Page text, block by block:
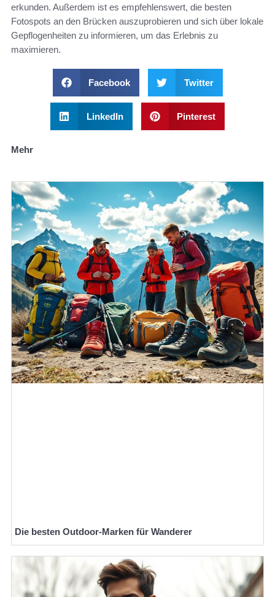
erkunden. Außerdem ist es empfehlenswert, die besten
Fotospots an den Brücken auszuprobieren und sich über lokale
Gepflogenheiten zu informieren, um das Erlebnis zu
maximieren.
Facebook Twitter
LinkedIn Pinterest
Mehr
Die besten Outdoor-Marken für Wanderer